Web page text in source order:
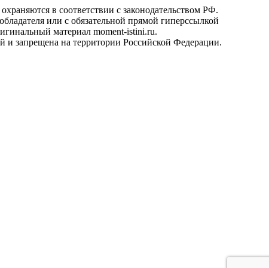
в соответствии с законодательством РФ.
или с обязательной прямой гиперссылкой
материал moment-istini.ru.
и запрещена на территории Российской Федерации.